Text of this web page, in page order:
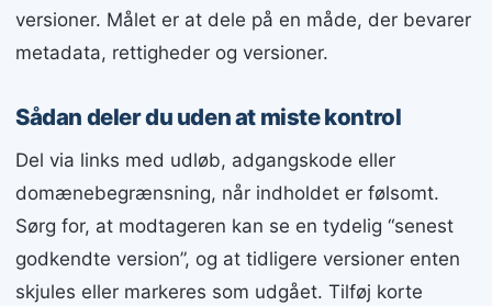
versioner. Målet er at dele på en måde, der bevarer
metadata, rettigheder og versioner.
Sådan deler du uden at miste kontrol
Del via links med udløb, adgangskode eller
domænebegrænsning, når indholdet er følsomt.
Sørg for, at modtageren kan se en tydelig “senest
godkendte version”, og at tidligere versioner enten
skjules eller markeres som udgået. Tilføj korte